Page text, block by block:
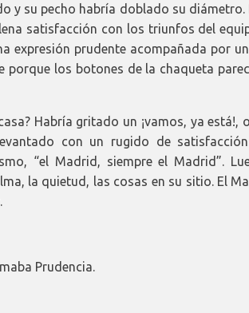
y su pecho habría doblado su
satisfacción con los triunfos del
expresión prudente acompañada por
porque los botones de la chaqueta
Habría gritado un ¡vamos, ya
con un rugido de
“el Madrid, siempre el Madrid”.
la quietud, las cosas en su sitio. El
Prudencia.